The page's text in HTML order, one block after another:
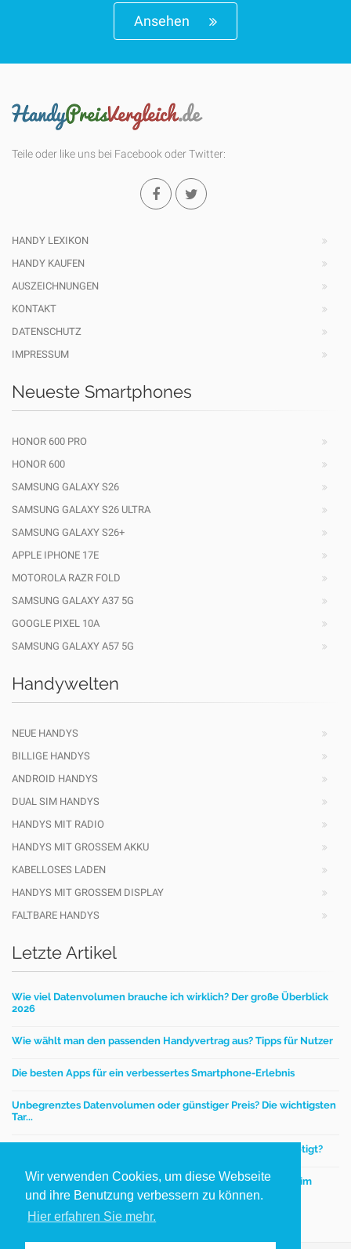
Wir verwenden Cookies, um diese Webseite
und ihre Benutzung verbessern zu können.
Hier erfahren Sie mehr.
Ansehen
Teile oder like uns bei Facebook oder Twitter:
HANDY LEXIKON
HANDY KAUFEN
AUSZEICHNUNGEN
KONTAKT
DATENSCHUTZ
IMPRESSUM
Neueste Smartphones
HONOR 600 PRO
HONOR 600
SAMSUNG GALAXY S26
SAMSUNG GALAXY S26 ULTRA
SAMSUNG GALAXY S26+
APPLE IPHONE 17E
MOTOROLA RAZR FOLD
SAMSUNG GALAXY A37 5G
GOOGLE PIXEL 10A
SAMSUNG GALAXY A57 5G
Handywelten
NEUE HANDYS
BILLIGE HANDYS
ANDROID HANDYS
DUAL SIM HANDYS
HANDYS MIT RADIO
HANDYS MIT GROSSEM AKKU
KABELLOSES LADEN
HANDYS MIT GROSSEM DISPLAY
FALTBARE HANDYS
Letzte Artikel
Wie viel Datenvolumen brauche ich wirklich? Der große Überblick
2026
Wie wählt man den passenden Handyvertrag aus? Tipps für Nutzer
Die besten Apps für ein verbessertes Smartphone-Erlebnis
Unbegrenztes Datenvolumen oder günstiger Preis? Die wichtigsten
Tar...
Mobilfunktarife – Wie viel Datenvolumen wird wirklich benötigt?
Einen günstigen Handyvertrag finden - worauf kommt es beim
Handytar...